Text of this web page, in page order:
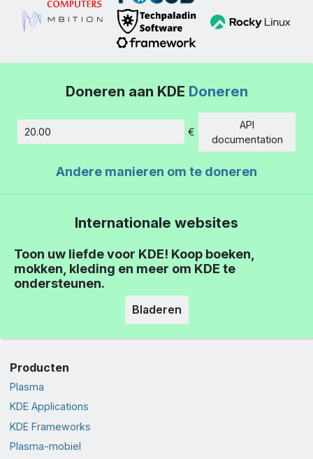
Doneren aan KDE Doneren
Hoeveelheid
€
API
documentation
Andere manieren om te doneren
Internationale websites
Toon uw liefde voor KDE! Koop boeken,
mokken, kleding en meer om KDE te
ondersteunen.
Bladeren
Producten
Plasma
KDE Applications
KDE Frameworks
Plasma-mobiel